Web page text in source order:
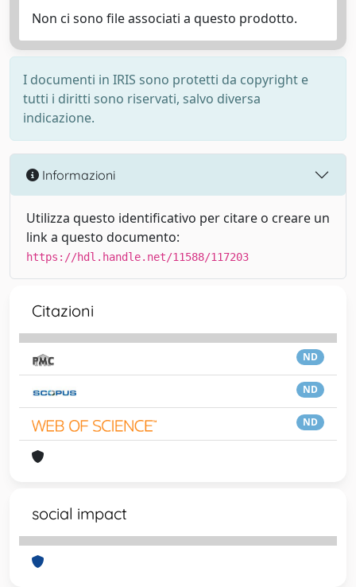
Non ci sono file associati a questo prodotto.
I documenti in IRIS sono protetti da copyright e
tutti i diritti sono riservati, salvo diversa
indicazione.
Informazioni
Utilizza questo identificativo per citare o creare un
link a questo documento:
https://hdl.handle.net/11588/117203
Citazioni
ND
ND
ND
social impact